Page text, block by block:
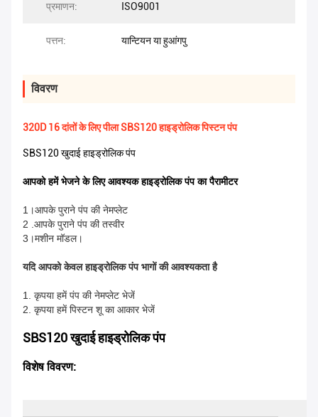
प्रमाणन: ISO9001
पत्तन: यान्टियन या हुआंगपु
विवरण
320D 16 दांतों के लिए पीला SBS120 हाइड्रोलिक पिस्टन पंप
SBS120 खुदाई हाइड्रोलिक पंप
आपको हमें भेजने के लिए आवश्यक हाइड्रोलिक पंप का पैरामीटर
1।आपके पुराने पंप की नेमप्लेट
2 .आपके पुराने पंप की तस्वीर
3।मशीन मॉडल।
यदि आपको केवल हाइड्रोलिक पंप भागों की आवश्यकता है
1. कृपया हमें पंप की नेमप्लेट भेजें
2. कृपया हमें पिस्टन शू का आकार भेजें
SBS120 खुदाई हाइड्रोलिक पंप
विशेष विवरण: